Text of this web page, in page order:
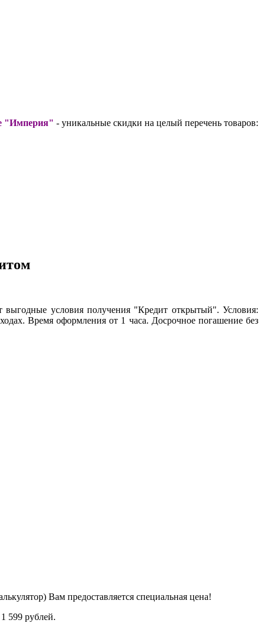
"Империя" - уникальные скидки на целый перечень товаров:
выгодные условия получения "Кредит открытый". Условия:
Время оформления от 1 часа. Досрочное погашение без
Вам предоставляется специальная цена!
599 рублей.